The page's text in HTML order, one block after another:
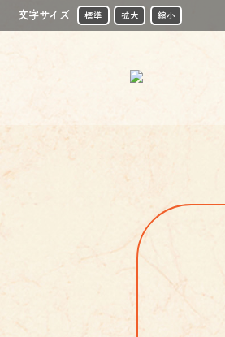
文字サイズ 標準 拡大 縮小